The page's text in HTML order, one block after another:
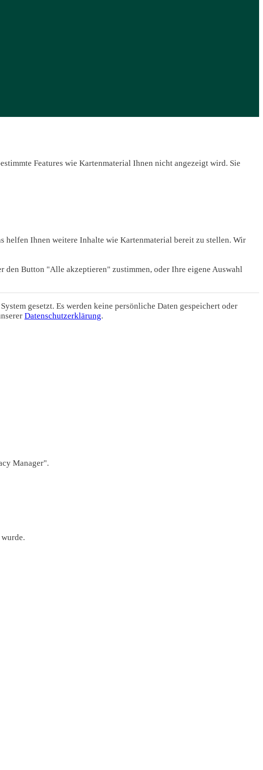
Features wie Kartenmaterial Ihnen nicht angezeigt wird. Sie
helfen Ihnen weitere Inhalte wie Kartenmaterial bereit zu stellen. Wir
Button "Alle akzeptieren" zustimmen, oder Ihre eigene Auswahl
gesetzt. Es werden keine persönliche Daten gespeichert oder
Datenschutzerklärung.
Manager".